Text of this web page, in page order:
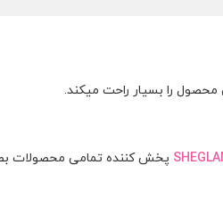
محصول را بسیار راحت میکند.
پخش کننده تمامی محصولات